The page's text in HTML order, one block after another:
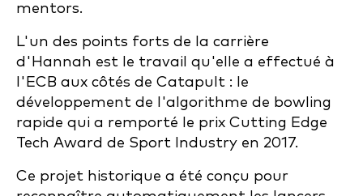
mentors.
L'un des points forts de la carrière
d'Hannah est le travail qu'elle a effectué à
l'ECB aux côtés de Catapult : le
développement de l'algorithme de bowling
rapide qui a remporté le prix Cutting Edge
Tech Award de Sport Industry en 2017.
Ce projet historique a été conçu pour